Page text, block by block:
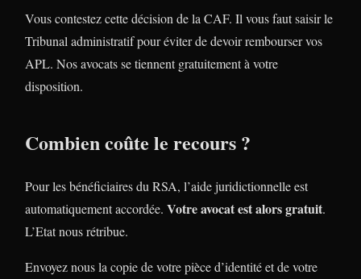
Vous contestez cette décision de la CAF. Il vous faut saisir le
Tribunal administratif pour éviter de devoir rembourser vos
APL. Nos avocats se tiennent gratuitement à votre
disposition.
Combien coûte le recours ?
Pour les bénéficiaires du RSA, l’aide juridictionnelle est
automatiquement accordée. Votre avocat est alors gratuit.
L’Etat nous rétribue.
Envoyez nous la copie de votre pièce d’identité et de votre